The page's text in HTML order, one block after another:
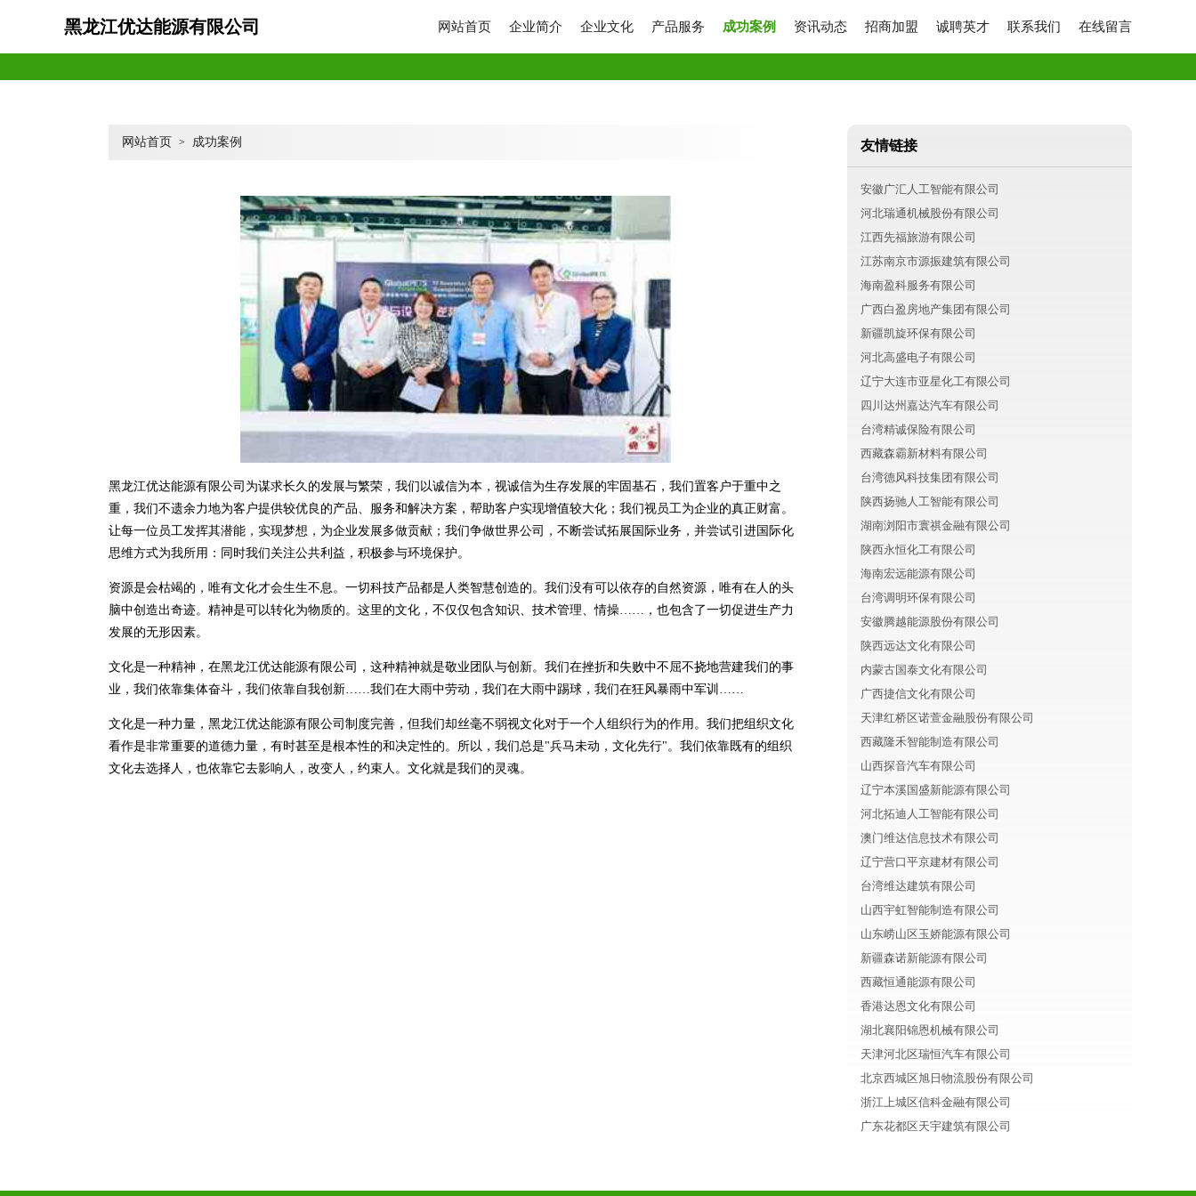
黑龙江优达能源有限公司 网站首页 企业简介 企业文化 产品服务 成功案例 资讯动态 招商加盟 诚聘英才 联系我们 在线留言
网站首页 > 成功案例
黑龙江优达能源有限公司为谋求长久的发展与繁荣，我们以诚信为本，视诚信为生存发展的牢固基石，我们置客户于重中之
重，我们不遗余力地为客户提供较优良的产品、服务和解决方案，帮助客户实现增值较大化；我们视员工为企业的真正财富。
让每一位员工发挥其潜能，实现梦想，为企业发展多做贡献；我们争做世界公司，不断尝试拓展国际业务，并尝试引进国际化
思维方式为我所用：同时我们关注公共利益，积极参与环境保护。
资源是会枯竭的，唯有文化才会生生不息。一切科技产品都是人类智慧创造的。我们没有可以依存的自然资源，唯有在人的头
脑中创造出奇迹。精神是可以转化为物质的。这里的文化，不仅仅包含知识、技术管理、情操……，也包含了一切促进生产力
发展的无形因素。
文化是一种精神，在黑龙江优达能源有限公司，这种精神就是敬业团队与创新。我们在挫折和失败中不屈不挠地营建我们的事
业，我们依靠集体奋斗，我们依靠自我创新……我们在大雨中劳动，我们在大雨中踢球，我们在狂风暴雨中军训……
文化是一种力量，黑龙江优达能源有限公司制度完善，但我们却丝毫不弱视文化对于一个人组织行为的作用。我们把组织文化
看作是非常重要的道德力量，有时甚至是根本性的和决定性的。所以，我们总是"兵马未动，文化先行"。我们依靠既有的组织
文化去选择人，也依靠它去影响人，改变人，约束人。文化就是我们的灵魂。
友情链接
安徽广汇人工智能有限公司
河北瑞通机械股份有限公司
江西先福旅游有限公司
江苏南京市源振建筑有限公司
海南盈科服务有限公司
广西白盈房地产集团有限公司
新疆凯旋环保有限公司
河北高盛电子有限公司
辽宁大连市亚星化工有限公司
四川达州嘉达汽车有限公司
台湾精诚保险有限公司
西藏森霸新材料有限公司
台湾德风科技集团有限公司
陕西扬驰人工智能有限公司
湖南浏阳市寰祺金融有限公司
陕西永恒化工有限公司
海南宏远能源有限公司
台湾调明环保有限公司
安徽腾越能源股份有限公司
陕西远达文化有限公司
内蒙古国泰文化有限公司
广西捷信文化有限公司
天津红桥区诺萱金融股份有限公司
西藏隆禾智能制造有限公司
山西探音汽车有限公司
辽宁本溪国盛新能源有限公司
河北拓迪人工智能有限公司
澳门维达信息技术有限公司
辽宁营口平京建材有限公司
台湾维达建筑有限公司
山西宇虹智能制造有限公司
山东崂山区玉娇能源有限公司
新疆森诺新能源有限公司
西藏恒通能源有限公司
香港达恩文化有限公司
湖北襄阳锦恩机械有限公司
天津河北区瑞恒汽车有限公司
北京西城区旭日物流股份有限公司
浙江上城区信科金融有限公司
广东花都区天宇建筑有限公司